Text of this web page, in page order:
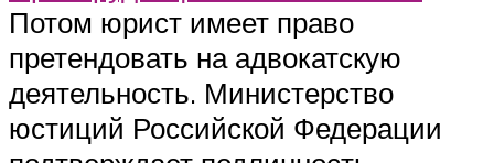
Потом юрист имеет право
претендовать на адвокатскую
деятельность. Министерство
юстиций Российской Федерации